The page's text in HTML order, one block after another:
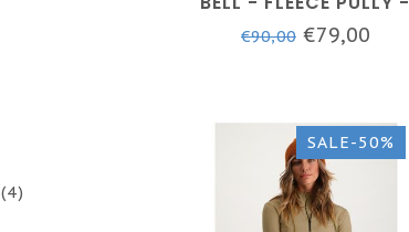
(4)
UNISEX - KHAKI
€90,00€79,00
SALE-50%